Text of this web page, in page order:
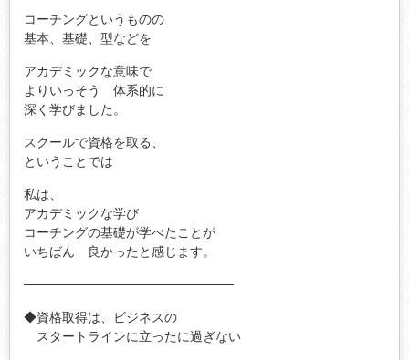
コーチングというものの
基本、基礎、型などを
アカデミックな意味で
よりいっそう 体系的に
深く学びました。
スクールで資格を取る、
ということでは
私は、
アカデミックな学び
コーチングの基礎が学べたことが
いちばん 良かったと感じます。
───────────────────────
◆資格取得は、ビジネスの
スタートラインに立ったに過ぎない